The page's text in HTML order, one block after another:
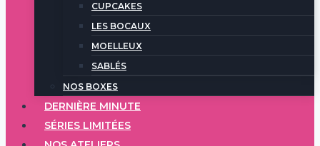
CUPCAKES
LES BOCAUX
MOELLEUX
SABLÉS
NOS BOXES
DERNIÈRE MINUTE
SÉRIES LIMITÉES